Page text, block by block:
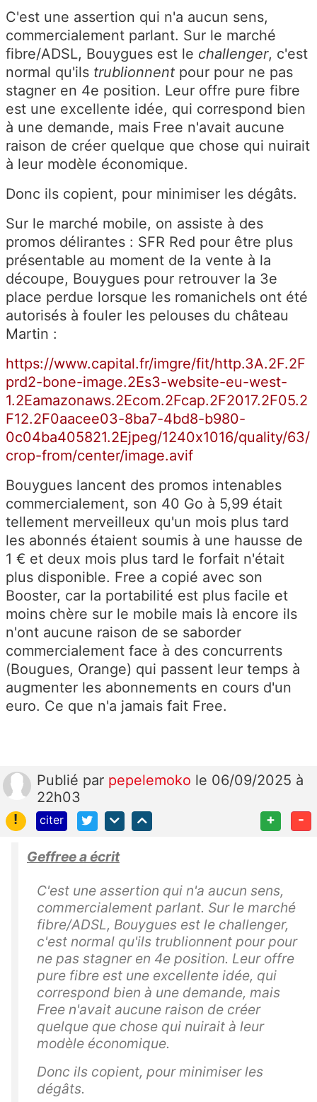
C'est une assertion qui n'a aucun sens,
commercialement parlant. Sur le marché
fibre/ADSL, Bouygues est le challenger, c'est
normal qu'ils trublionnent pour pour ne pas
stagner en 4e position. Leur offre pure fibre
est une excellente idée, qui correspond bien
à une demande, mais Free n'avait aucune
raison de créer quelque que chose qui nuirait
à leur modèle économique.
Donc ils copient, pour minimiser les dégâts.
Sur le marché mobile, on assiste à des
promos délirantes : SFR Red pour être plus
présentable au moment de la vente à la
découpe, Bouygues pour retrouver la 3e
place perdue lorsque les romanichels ont été
autorisés à fouler les pelouses du château
Martin :
https://www.capital.fr/imgre/fit/http.3A.2F.2F
prd2-bone-image.2Es3-website-eu-west-
1.2Eamazonaws.2Ecom.2Fcap.2F2017.2F05.2
F12.2F0aacee03-8ba7-4bd8-b980-
0c04ba405821.2Ejpeg/1240x1016/quality/63/
crop-from/center/image.avif
Bouygues lancent des promos intenables
commercialement, son 40 Go à 5,99 était
tellement merveilleux qu'un mois plus tard
les abonnés étaient soumis à une hausse de
1 € et deux mois plus tard le forfait n'était
plus disponible. Free a copié avec son
Booster, car la portabilité est plus facile et
moins chère sur le mobile mais là encore ils
n'ont aucune raison de se saborder
commercialement face à des concurrents
(Bougues, Orange) qui passent leur temps à
augmenter les abonnements en cours d'un
euro. Ce que n'a jamais fait Free.
Publié par pepelemoko le 06/09/2025 à
22h03
!
citer + -
Geffree a écrit
C'est une assertion qui n'a aucun sens,
commercialement parlant. Sur le marché
fibre/ADSL, Bouygues est le challenger,
c'est normal qu'ils trublionnent pour pour
ne pas stagner en 4e position. Leur offre
pure fibre est une excellente idée, qui
correspond bien à une demande, mais
Free n'avait aucune raison de créer
quelque que chose qui nuirait à leur
modèle économique.
Donc ils copient, pour minimiser les
dégâts.